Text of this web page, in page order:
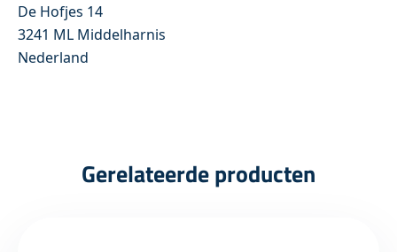
De Hofjes 14
3241 ML Middelharnis
Nederland
Gerelateerde producten